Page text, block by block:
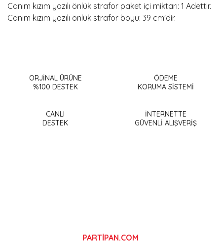
Canım kızım yazılı önlük strafor paket içi miktarı: 1 Adettir.
Canım kızım yazılı önlük strafor boyu: 39 cm'dir.
Ürün açıklamasında eksik bilgiler bulunuyor.
Ürün bilgilerinde hatalar bulunuyor.
ORJİNAL ÜRÜNE
%100 DESTEK
ÖDEME
KORUMA SİSTEMİ
CANLI
DESTEK
İNTERNETTE
GÜVENLİ ALIŞVERİŞ
PARTİPAN.COM